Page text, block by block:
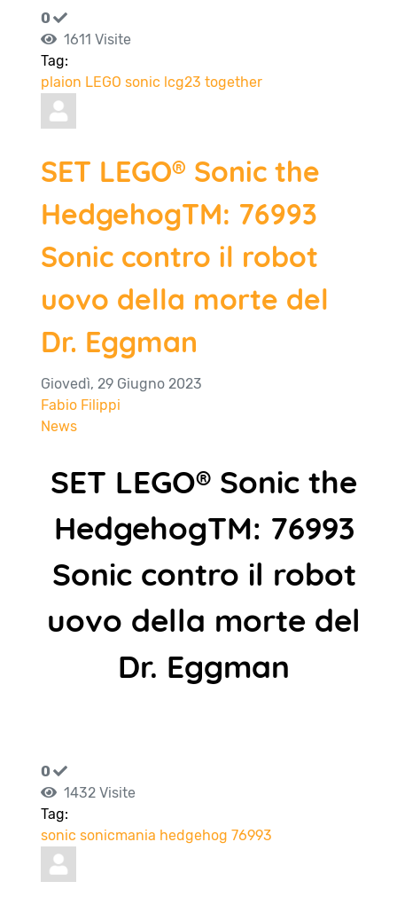
0
1611 Visite
Tag:
plaion LEGO sonic lcg23 together
SET LEGO® Sonic the
HedgehogTM: 76993
Sonic contro il robot
uovo della morte del
Dr. Eggman
Giovedì, 29 Giugno 2023
Fabio Filippi
News
SET LEGO® Sonic the
HedgehogTM: 76993
Sonic contro il robot
uovo della morte del
Dr. Eggman
0
1432 Visite
Tag:
sonic sonicmania hedgehog 76993